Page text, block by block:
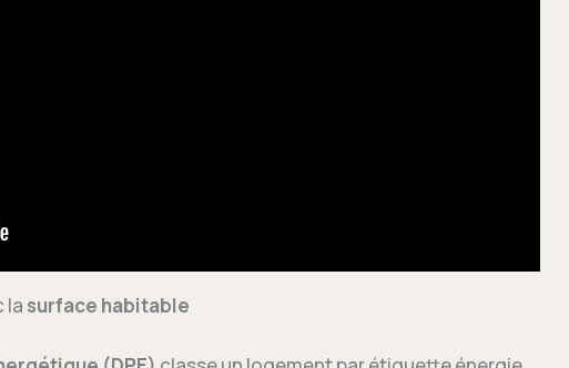
la surface habitable